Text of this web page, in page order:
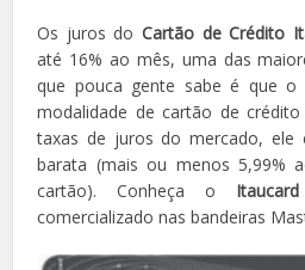
Os juros doCartão de Crédito
até 16% ao mês, uma das
que pouca gente sabe é que o
modalidade de cartão de
taxas de juros do mercado, ele
barata (mais ou menos 5,99%
cartão). Conheça o
comercializado nas bandeiras